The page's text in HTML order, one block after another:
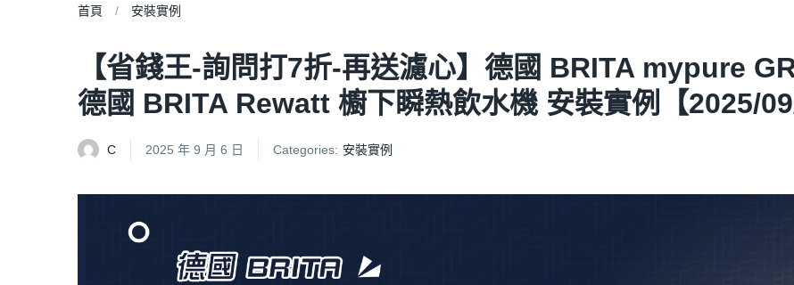
首頁 安裝實例
【省錢王-詢問打7折-再送濾心】德國 BRITA mypure
德國 BRITA Rewatt 櫥下瞬熱飲水機 安裝實例【2025/
C 2025 年 9 月 6 日 Categories: 安裝實例